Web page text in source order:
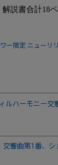
説書合計18
ー限定 ニューリ
ルハーモニー交
響曲第1番、